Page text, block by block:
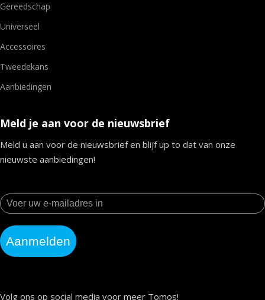
Gereedschap
Universeel
Accessoires
Tweedekans
Aanbiedingen
Meld je aan voor de nieuwsbrief
Meld u aan voor de nieuwsbrief en blijf up to dat van onze
nieuwste aanbiedingen!
Aanmelden
Volg ons op social media voor meer Tomos!